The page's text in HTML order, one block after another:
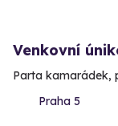
Venkovní
Parta kamarádek,
Praha 5